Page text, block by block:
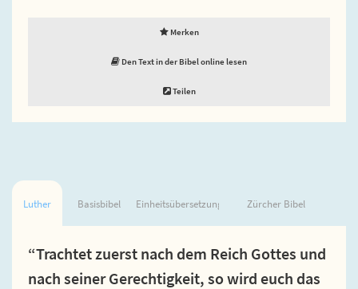
Merken
Den Text in der Bibel online lesen
Teilen
Luther Basisbibel Einheitsübersetzung Zürcher Bibel
“Trachtet zuerst nach dem Reich Gottes und
nach seiner Gerechtigkeit, so wird euch das